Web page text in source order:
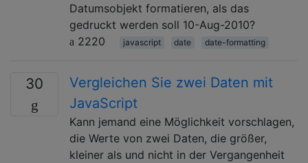
Datumsobjekt formatieren, als das
gedruckt werden soll 10-Aug-2010?
2220
javascript date date-formatting
30
Vergleichen Sie zwei Daten mit
JavaScript
Kann jemand eine Möglichkeit vorschlagen,
die Werte von zwei Daten, die größer,
kleiner als und nicht in der Vergangenheit